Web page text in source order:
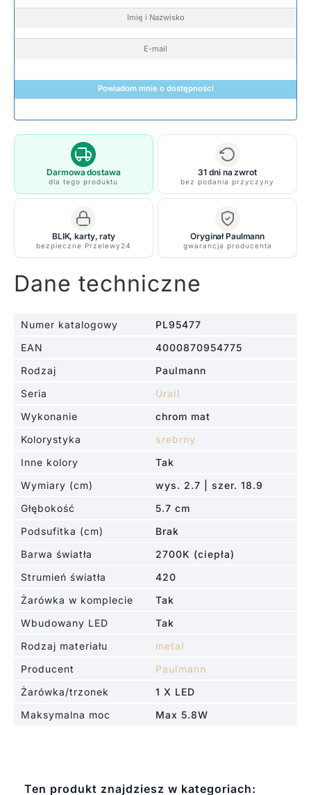
Powiadom mnie o dostępności
Darmowa dostawa
dla tego produktu
31 dni na zwrot
bez podania przyczyny
BLIK, karty, raty
bezpieczne Przelewy24
Oryginał Paulmann
gwarancja producenta
Dane techniczne
Numer katalogowy
PL95477
EAN
4000870954775
Rodzaj
Paulmann
Seria
Urail
Wykonanie
chrom mat
Kolorystyka
srebrny
Inne kolory
Tak
Wymiary (cm)
wys. 2.7 | szer. 18.9
Głębokość
5.7 cm
Podsufitka (cm)
Brak
Barwa światła
2700K (ciepła)
Strumień światła
420
Żarówka w komplecie
Tak
Wbudowany LED
Tak
Rodzaj materiału
metal
Producent
Paulmann
Żarówka/trzonek
1 X LED
Maksymalna moc
Max 5.8W
Ten produkt znajdziesz w kategoriach: